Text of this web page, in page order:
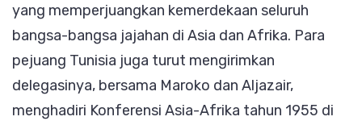
yang memperjuangkan kemerdekaan seluruh
bangsa-bangsa jajahan di Asia dan Afrika. Para
pejuang Tunisia juga turut mengirimkan
delegasinya, bersama Maroko dan Aljazair,
menghadiri Konferensi Asia-Afrika tahun 1955 di